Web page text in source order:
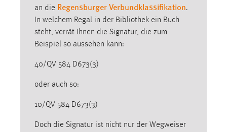
an die Regensburger Verbundklassifikation.
In welchem Regal in der Bibliothek ein Buch
steht, verrät Ihnen die Signatur, die zum
Beispiel so aussehen kann:
40/QV 584 D673(3)
oder auch so:
10/QV 584 D673(3)
Doch die Signatur ist nicht nur der Wegweiser